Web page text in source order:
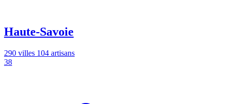
Haute-Savoie
290 villes 104 artisans
38